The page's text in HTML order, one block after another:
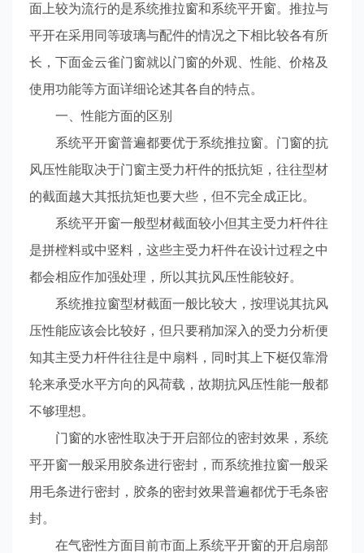
面上较为流行的是系统推拉窗和系统平开窗。推拉与
平开在采用同等玻璃与配件的情况之下相比较各有所
长，下面金云雀门窗就以门窗的外观、性能、价格及
使用功能等方面详细论述其各自的特点。
一、性能方面的区别
系统平开窗普遍都要优于系统推拉窗。门窗的抗
风压性能取决于门窗主受力杆件的抵抗矩，往往型材
的截面越大其抵抗矩也要大些，但不完全成正比。
系统平开窗一般型材截面较小但其主受力杆件往
是拼樘料或中竖料，这些主受力杆件在设计过程之中
都会相应作加强处理，所以其抗风压性能较好。
系统推拉窗型材截面一般比较大，按理说其抗风
压性能应该会比较好，但只要稍加深入的受力分析便
知其主受力杆件往往是中扇料，同时其上下梃仅靠滑
轮来承受水平方向的风荷载，故期抗风压性能一般都
不够理想。
门窗的水密性取决于开启部位的密封效果，系统
平开窗一般采用胶条进行密封，而系统推拉窗一般采
用毛条进行密封，胶条的密封效果普遍都优于毛条密
封。
在气密性方面目前市面上系统平开窗的开启扇部